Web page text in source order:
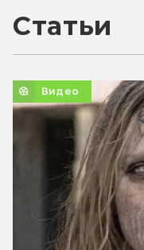
Статьи
Видео